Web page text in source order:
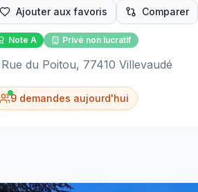
Ajouter aux favoris Comparer
Note A Privé non lucratif
Rue du Poitou, 77410 Villevaudé
9 demandes aujourd'hui